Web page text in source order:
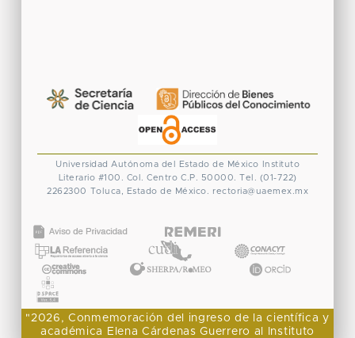
Universidad Autónoma del Estado de México
Instituto
Literario #100. Col. Centro C.P. 50000. Tel. (01-722)
2262300 Toluca, Estado de México. rectoria@uaemex.mx
"2026, Conmemoración del ingreso de la científica y
académica Elena Cárdenas Guerrero al Instituto